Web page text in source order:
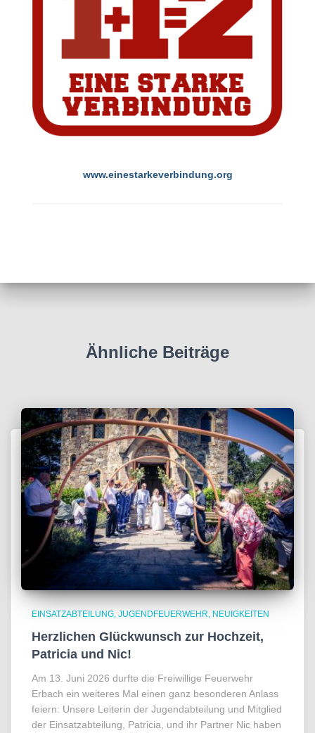
www.einestarkeverbindung.org
Ähnliche Beiträge
EINSATZABTEILUNG JUGENDFEUERWEHR NEUIGKEITEN
Herzlichen Glückwunsch zur Hochzeit,
Patricia und Nic!
Am 13. Juni 2026 durfte die Freiwillige Feuerwehr
Erbach ein weiteres Mal einen ganz besonderen Anlass
feiern: Unsere Leiterin der Jugendabteilung und Mitglied
der Einsatzabteilung, Patricia, und ihr Partner Nic haben